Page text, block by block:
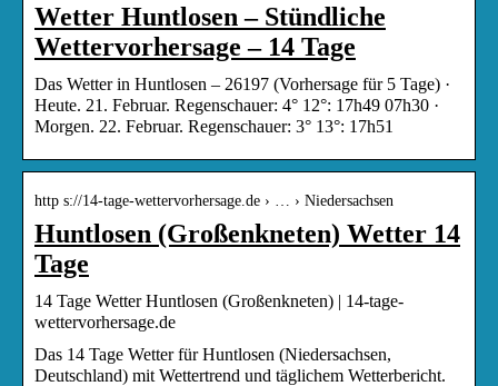
Wetter Huntlosen – Stündliche
Wettervorhersage – 14 Tage
Das Wetter in Huntlosen – 26197 (Vorhersage für 5 Tage) ·
Heute. 21. Februar. Regenschauer: 4° 12°: 17h49 07h30 ·
Morgen. 22. Februar. Regenschauer: 3° 13°: 17h51
http s://14-tage-wettervorhersage.de › … › Niedersachsen
Huntlosen (Großenkneten) Wetter 14
Tage
14 Tage Wetter Huntlosen (Großenkneten) | 14-tage-
wettervorhersage.de
Das 14 Tage Wetter für Huntlosen (Niedersachsen,
Deutschland) mit Wettertrend und täglichem Wetterbericht.